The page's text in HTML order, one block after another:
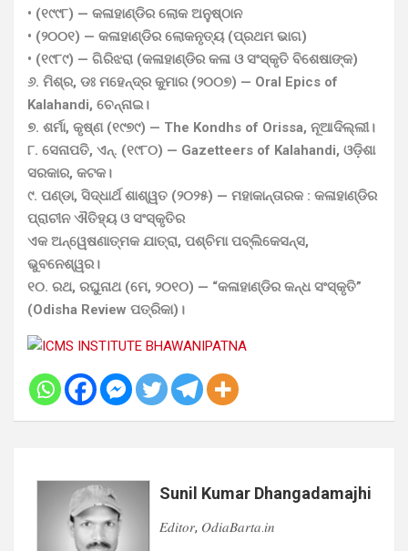
• (୧୯୯୮) — କଳାହାଣ୍ଡିର ଲୋକ ଅନୁଷ୍ଠାନ
• (୨୦୦୧) — କଳାହାଣ୍ଡିର ଲୋକନୃତ୍ୟ (ପ୍ରଥମ ଭାଗ)
• (୧୯୮୯) — ଗିରିଝରା (କଳାହାଣ୍ଡିର କଳା ଓ ସଂସ୍କୃତି ବିଶେଷାଙ୍କ)
୬. ମିଶ୍ର, ଡଃ ମହେନ୍ଦ୍ର କୁମାର (୨୦୦୭) — Oral Epics of
Kalahandi, ଚେନ୍ନାଇ।
୭. ଶର୍ମା, କୃଷ୍ଣ (୧୯୭୯) — The Kondhs of Orissa, ନୂଆଦିଲ୍ଲୀ।
୮. ସେନାପତି, ଏନ୍. (୧୯୮୦) — Gazetteers of Kalahandi, ଓଡ଼ିଶା
ସରକାର, କଟକ।
୯. ପଣ୍ଡା, ସିଦ୍ଧାର୍ଥ ଶାଶ୍ୱତ (୨୦୨୫) — ମହାକାନ୍ତାରକ : କଳାହାଣ୍ଡିର
ପ୍ରାଚୀନ ଐତିହ୍ୟ ଓ ସଂସ୍କୃତିର
ଏକ ଅନ୍ୱେଷଣାତ୍ମକ ଯାତ୍ରା, ପଶ୍ଚିମା ପବ୍ଲିକେସନ୍ସ,
ଭୁବନେଶ୍ୱର।
୧୦. ରଥ, ରଘୁନାଥ (ମେ, ୨୦୧୦) — “କଳାହାଣ୍ଡିର କନ୍ଧ ସଂସ୍କୃତି”
(Odisha Review ପତ୍ରିକା)।
Sunil Kumar Dhangadamajhi
𝐸𝑑𝑖𝑡𝑜𝑟, 𝑂𝑑𝑖𝑎𝐵𝑎𝑟𝑡𝑎.𝑖𝑛